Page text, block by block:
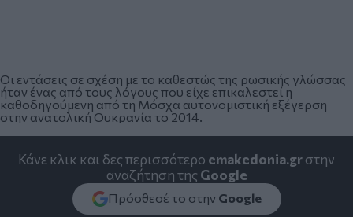
Οι εντάσεις σε σχέση με το καθεστώς της ρωσικής γλώσσας
ήταν ένας από τους λόγους που είχε επικαλεστεί η
καθοδηγούμενη από τη Μόσχα αυτονομιστική εξέγερση
στην ανατολική Ουκρανία το 2014.
Κάνε κλικ και δες περισσότερο emakedonia.grστην
αναζήτηση της Google
Πρόσθεσέ το στην Google